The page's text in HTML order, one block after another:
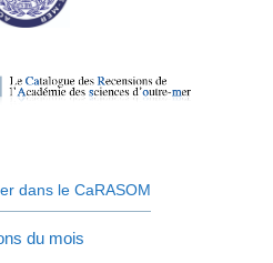
dans le CaRASOM
du mois